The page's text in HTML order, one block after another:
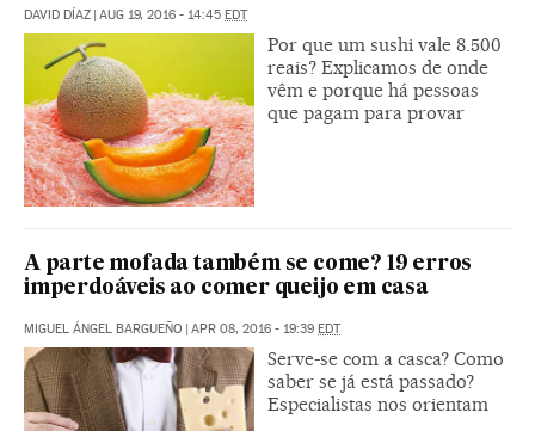
DAVID DÍAZ AUG 19, 2016 - 14:45 EDT
Por que um sushi vale 8.500
reais? Explicamos de onde
vêm e porque há pessoas
que pagam para provar
A parte mofada também se come? 19 erros
imperdoáveis ao comer queijo em casa
MIGUEL ÁNGEL BARGUEÑO APR 08, 2016 - 19:39 EDT
Serve-se com a casca? Como
saber se já está passado?
Especialistas nos orientam